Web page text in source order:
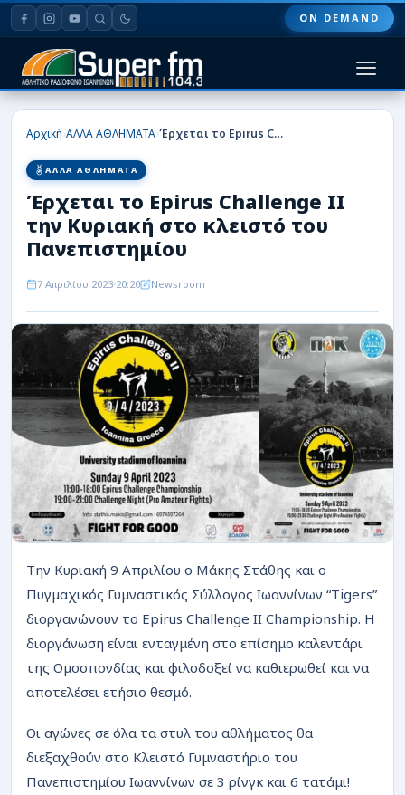
ON DEMAND
HOME
ΠΟΔΟΣΦΑΙΡΟ
ΜΠΑΣΚΕΤ
ΣΠΟΡ
ΕΙΔΗΣΕΙΣ
ΑΡΘΡΟΓΡΑΦΙΕΣ
ΡΟΗ
Αρχική›ΑΛΛΑ ΑΘΛΗΜΑΤΑ› Έρχεται το Epirus Challenge II την Κυριακή στο κλειστό του Πανεπιστημίου
ΑΛΛΑ ΑΘΛΗΜΑΤΑ
Έρχεται το Epirus Challenge II
την Κυριακή στο κλειστό του
Πανεπιστημίου
7 Απριλίου 2023 20:20 Newsroom
Την Κυριακή 9 Απριλίου ο Μάκης Στάθης και ο
Πυγμαχικός Γυμναστικός Σύλλογος Ιωαννίνων “Tigers”
διοργανώνουν το Epirus Challenge II Championship. Η
διοργάνωση είναι ενταγμένη στο επίσημο καλεντάρι
της Ομοσπονδίας και φιλοδοξεί να καθιερωθεί και να
αποτελέσει ετήσιο θεσμό.
Οι αγώνες σε όλα τα στυλ του αθλήματος θα
διεξαχθούν στο Κλειστό Γυμναστήριο του
Πανεπιστημίου Ιωαννίνων σε 3 ρίνγκ και 6 τατάμι!